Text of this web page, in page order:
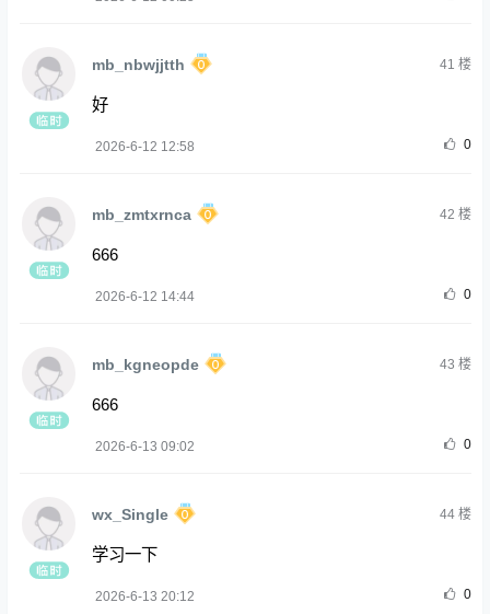
mb_nbwjjtth 41 楼
好
2026-6-12 12:58 0
mb_zmtxrnca 42 楼
666
2026-6-12 14:44 0
mb_kgneopde 43 楼
666
2026-6-13 09:02 0
wx_Single 44楼
学习一下
2026-6-13 20:12 0